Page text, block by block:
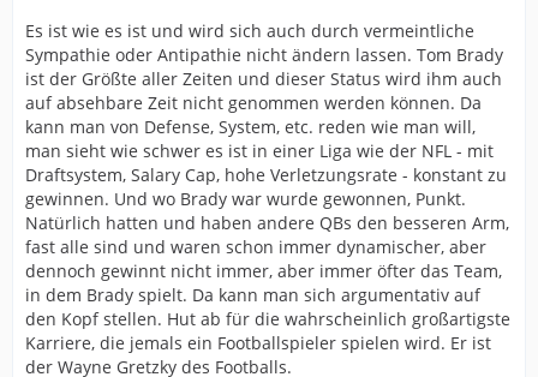
Es ist wie es ist und wird sich auch durch vermeintliche
Sympathie oder Antipathie nicht ändern lassen. Tom Brady
ist der Größte aller Zeiten und dieser Status wird ihm auch
auf absehbare Zeit nicht genommen werden können. Da
kann man von Defense, System, etc. reden wie man will,
man sieht wie schwer es ist in einer Liga wie der NFL - mit
Draftsystem, Salary Cap, hohe Verletzungsrate - konstant zu
gewinnen. Und wo Brady war wurde gewonnen, Punkt.
Natürlich hatten und haben andere QBs den besseren Arm,
fast alle sind und waren schon immer dynamischer, aber
dennoch gewinnt nicht immer, aber immer öfter das Team,
in dem Brady spielt. Da kann man sich argumentativ auf
den Kopf stellen. Hut ab für die wahrscheinlich großartigste
Karriere, die jemals ein Footballspieler spielen wird. Er ist
der Wayne Gretzky des Footballs.